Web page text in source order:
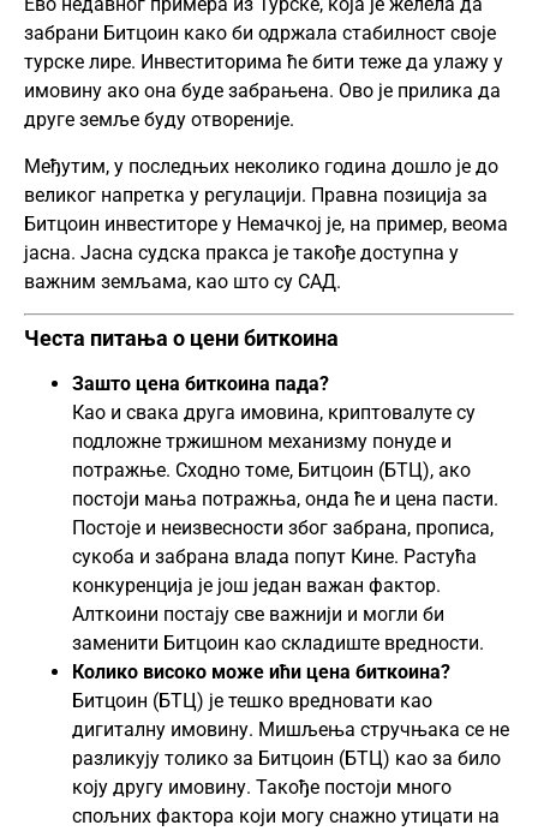
забрани Битцоин како би одржала стабилност своје
турске лире. Инвеститорима ће бити теже да улажу у
имовину ако она буде забрањена. Ово је прилика да
друге земље буду отвореније.
Међутим, у последњих неколико година дошло је до
великог напретка у регулацији. Правна позиција за
Битцоин инвеститоре у Немачкој је, на пример, веома
јасна. Јасна судска пракса је такође доступна у
важним земљама, као што су САД.
Честа питања о цени биткоина
Зашто цена биткоина пада?
Као и свака друга имовина, криптовалуте су
подложне тржишном механизму понуде и
потражње. Сходно томе, Битцоин (БТЦ), ако
постоји мања потражња, онда ће и цена пасти.
Постоје и неизвесности због забрана, прописа,
сукоба и забрана влада попут Кине. Растућа
конкуренција је још један важан фактор.
Алткоини постају све важнији и могли би
заменити Битцоин као складиште вредности.
Колико високо може ићи цена биткоина?
Битцоин (БТЦ) је тешко вредновати као
дигиталну имовину. Мишљења стручњака се не
разликују толико за Битцоин (БТЦ) као за било
коју другу имовину. Такође постоји много
спољних фактора који могу снажно утицати на